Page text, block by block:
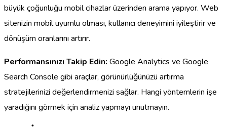
büyük çoğunluğu mobil cihazlar üzerinden arama yapıyor. Web
sitenizin mobil uyumlu olması, kullanıcı deneyimini iyileştirir ve
dönüşüm oranlarını artırır.
Performansınızı Takip Edin: Google Analytics ve Google
Search Console gibi araçlar, görünürlüğünüzü artırma
stratejilerinizi değerlendirmenizi sağlar. Hangi yöntemlerin işe
yaradığını görmek için analiz yapmayı unutmayın.